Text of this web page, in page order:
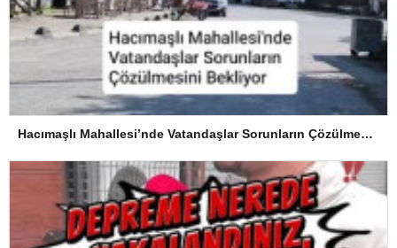
Hacımaşlı Mahallesi’nde Vatandaşlar Sorunların Çözülmesini Bekliyor